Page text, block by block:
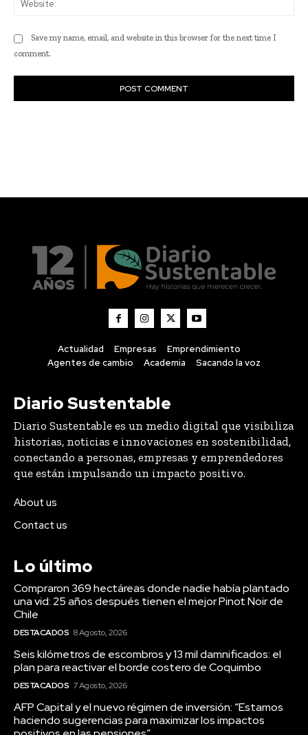
Actualidad Empresas
Emprendimiento
Agentes de cambio
Academia
Diario Sustentable
Diario Sustentable es un medio digital que visibiliza
que están impulsando un impacto positivo.
About us
Contact us
Lo último
Compraron 369 hectáreas donde nadie había plantado
una vid: 25 años después tienen el mejor Pinot Noir de
DESTACADOS 8 Agosto, 2026
Seis kilómetros de escombros y 13 mil damnificados: el
plan para reactivar el borde costero de Coquimbo
DESTACADOS
AFP Capital y el nuevo régimen de inversión: “Estamos
haciendo sugerencias para maximizar los impactos
positivos en las pensiones”
DESTACADOS 31 Julio, 2026
Lo más visto